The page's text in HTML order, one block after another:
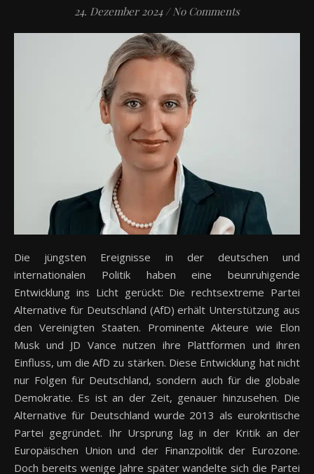
24. Dezember 2024 / No Comments
Die jüngsten Ereignisse in der deutschen und
internationalen Politik haben eine beunruhigende
Entwicklung ins Licht gerückt: Die rechtsextreme Partei
Alternative für Deutschland (AfD) erhält Unterstützung aus
den Vereinigten Staaten. Prominente Akteure wie Elon
Musk und JD Vance nutzen ihre Plattformen und ihren
Einfluss, um die AfD zu stärken. Diese Entwicklung hat nicht
nur Folgen für Deutschland, sondern auch für die globale
Demokratie. Es ist an der Zeit, genauer hinzusehen. Die
Alternative für Deutschland wurde 2013 als eurokritische
Partei gegründet. Ihr Ursprung lag in der Kritik an der
Europäischen Union und der Finanzpolitik der Eurozone.
Doch bereits wenige Jahre später wandelte sich die Partei